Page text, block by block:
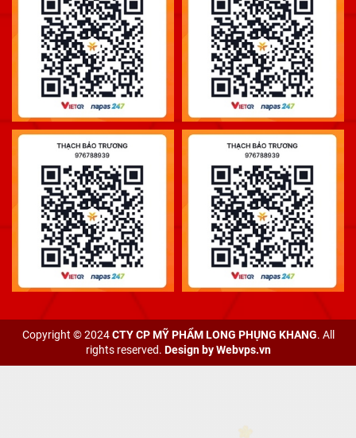
Copyright © 2024CTY CP MỸ PHẨM LONG PHỤNG KHANG. All
rights reserved. Design byWebvps.vn